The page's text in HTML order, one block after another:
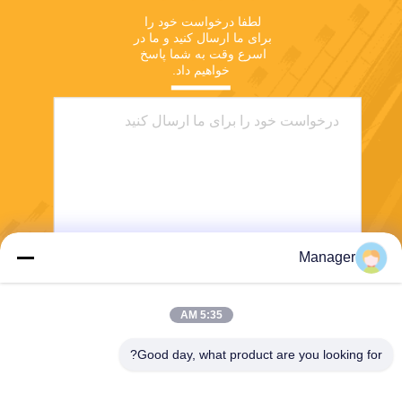
خواهیم داد.
ارسال
Manager
5:35 AM
Good day, what product are you looking for?